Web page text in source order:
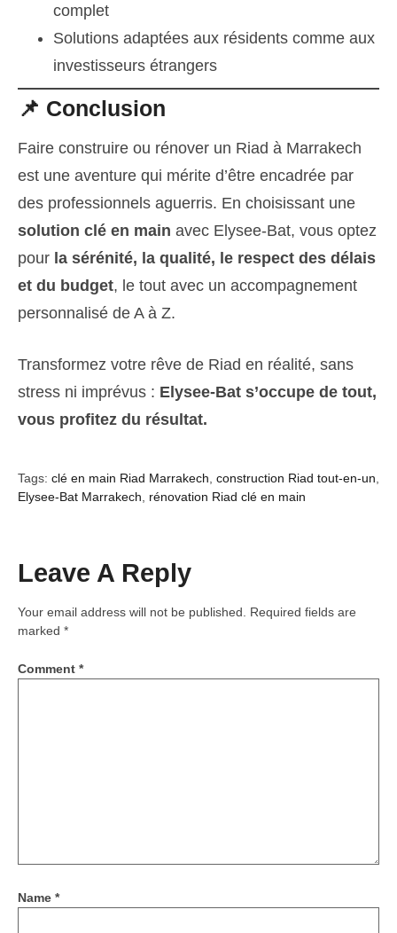
complet
Solutions adaptées aux résidents comme aux
investisseurs étrangers
📌 Conclusion
Faire construire ou rénover un Riad à Marrakech
est une aventure qui mérite d’être encadrée par
des professionnels aguerris. En choisissant une
solution clé en main avec Elysee-Bat, vous optez
pour la sérénité, la qualité, le respect des délais
et du budget, le tout avec un accompagnement
personnalisé de A à Z.
Transformez votre rêve de Riad en réalité, sans
stress ni imprévus : Elysee-Bat s’occupe de tout,
vous profitez du résultat.
Tags: clé en main Riad Marrakech construction Riad tout-en-un
Elysee-Bat Marrakech
rénovation Riad clé en main
Leave A Reply
Your email address will not be published.
Required fields are
marked *
Comment *
Name *